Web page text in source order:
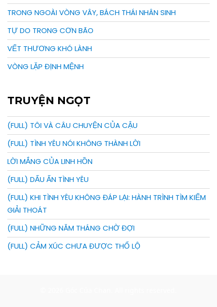
TRONG NGOÀI VÒNG VÂY, BÁCH THÁI NHÂN SINH
TỰ DO TRONG CƠN BÃO
VẾT THƯƠNG KHÓ LÀNH
VÒNG LẶP ĐỊNH MỆNH
TRUYỆN NGỌT
(FULL) TÔI VÀ CÂU CHUYỆN CỦA CẬU
(FULL) TÌNH YÊU NÓI KHÔNG THÀNH LỜI
LỜI MẮNG CỦA LINH HỒN
(FULL) DẤU ẤN TÌNH YÊU
(FULL) KHI TÌNH YÊU KHÔNG ĐÁP LẠI: HÀNH TRÌNH TÌM KIẾM
GIẢI THOÁT
(FULL) NHỮNG NĂM THÁNG CHỜ ĐỢI
(FULL) CẢM XÚC CHƯA ĐƯỢC THỔ LỘ